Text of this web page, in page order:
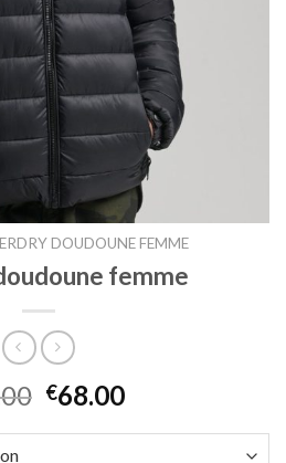
DOUDOUNE FEMME
femme
€68.00